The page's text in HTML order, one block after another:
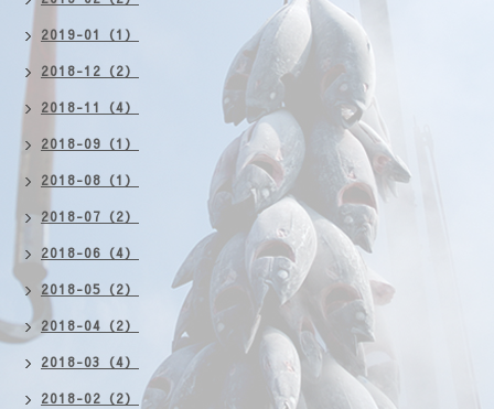
2019-01（1）
2018-12（2）
2018-11（4）
2018-09（1）
2018-08（1）
2018-07（2）
2018-06（4）
2018-05（2）
2018-04（2）
2018-03（4）
2018-02（2）